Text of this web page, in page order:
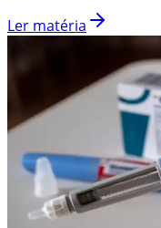
Ler matéria